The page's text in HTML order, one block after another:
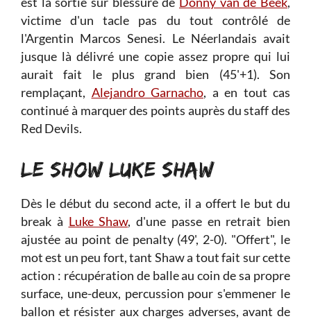
victime d'un tacle pas du tout contrôlé de
l'Argentin Marcos Senesi. Le Néerlandais avait
jusque là délivré une copie assez propre qui lui
aurait fait le plus grand bien (45'+1). Son
remplaçant, Alejandro Garnacho, a en tout cas
continué à marquer des points auprès du staff des
Red Devils.
LE SHOW LUKE SHAW
Dès le début du second acte, il a offert le but du
break à Luke Shaw, d'une passe en retrait bien
ajustée au point de penalty (49', 2-0). "Offert", le
mot est un peu fort, tant Shaw a tout fait sur cette
action : récupération de balle au coin de sa propre
surface, une-deux, percussion pour s'emmener le
ballon et résister aux charges adverses, avant de